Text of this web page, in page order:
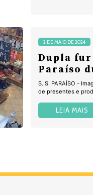
2 DE MAIO DE 2024
Dupla
Paraíso
S. S. PARAÍSO -
de presentes e
LEIA MAIS